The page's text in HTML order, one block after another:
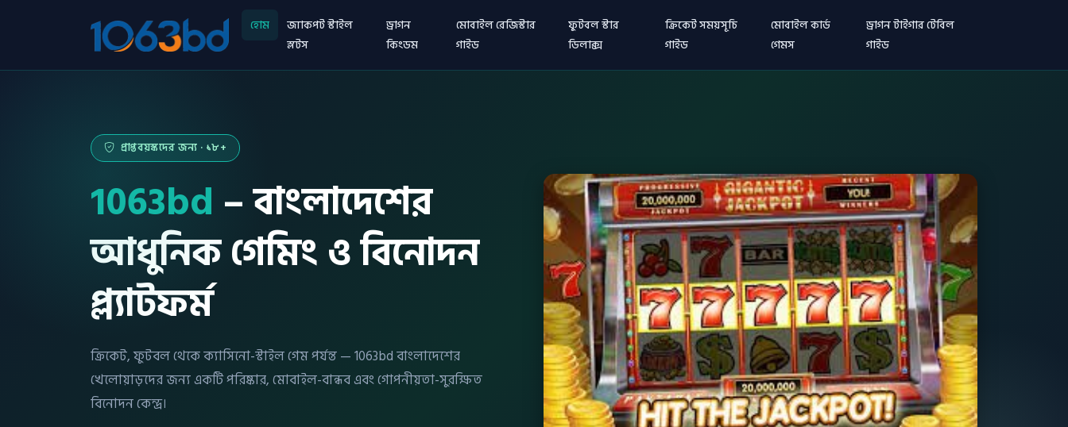
হোম
জ্যাকপট স্টাইল
স্লটস
ড্রাগন
কিংডম
মোবাইল রেজিস্টার
গাইড
ফুটবল স্টার
ডিলাক্স
ক্রিকেট সময়সূচি
গাইড
মোবাইল কার্ড
গেমস
ড্রাগন টাইগার টেবিল
গাইড
প্রাপ্তবয়স্কদের জন্য · ১৮+
1063bd – বাংলাদেশের
আধুনিক গেমিং ও বিনোদন
প্ল্যাটফর্ম
ক্রিকেট, ফুটবল থেকে ক্যাসিনো-স্টাইল গেম পর্যন্ত — 1063bd বাংলাদেশের
খেলোয়াড়দের জন্য একটি পরিষ্কার, মোবাইল-বান্ধব এবং গোপনীয়তা-সুরক্ষিত
বিনোদন কেন্দ্র।